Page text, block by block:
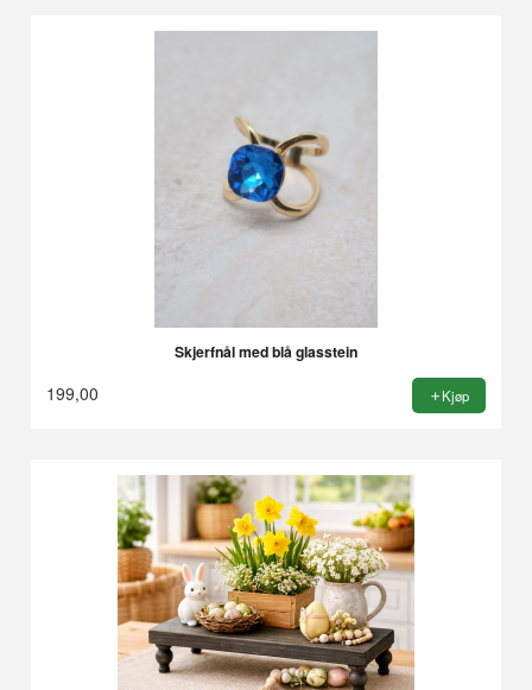
Skjerfnål med blå glasstein
199,00 Kjøp